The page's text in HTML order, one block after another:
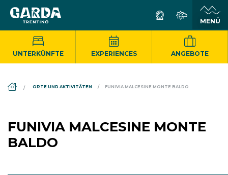
UNTERKÜNFTE EXPERIENCES ANGEBOTE
ORTE UND AKTIVITÄTEN FUNIVIA MALCESINE MONTE BALDO
FUNIVIA MALCESINE MONTE
BALDO